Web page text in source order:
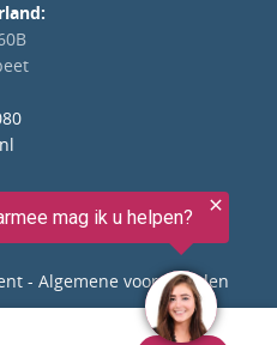
- Algemene voorwaarden